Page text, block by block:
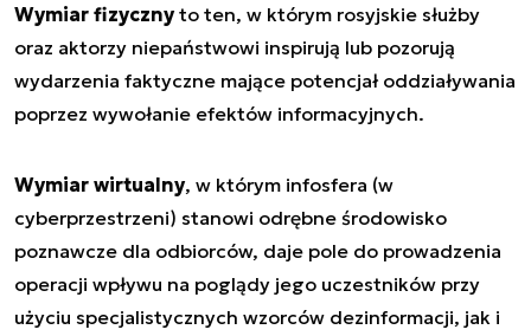
Wymiar fizycznyto ten, w którym rosyjskie służby
oraz aktorzy niepaństwowi inspirują lub pozorują
wydarzenia faktyczne mające potencjał oddziaływania
poprzez wywołanie efektów informacyjnych.
Wymiar wirtualny, w którym infosfera (w
cyberprzestrzeni) stanowi odrębne środowisko
poznawcze dla odbiorców, daje pole do prowadzenia
operacji wpływu na poglądy jego uczestników przy
użyciu specjalistycznych wzorców dezinformacji, jak i